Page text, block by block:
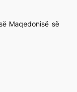
Maqedonisë së